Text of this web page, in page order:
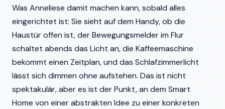
Was Anneliese damit machen kann, sobald alles
eingerichtet ist: Sie sieht auf dem Handy, ob die
Haustür offen ist, der Bewegungsmelder im Flur
schaltet abends das Licht an, die Kaffeemaschine
bekommt einen Zeitplan, und das Schlafzimmerlicht
lässt sich dimmen ohne aufstehen. Das ist nicht
spektakulär, aber es ist der Punkt, an dem Smart
Home von einer abstrakten Idee zu einer konkreten